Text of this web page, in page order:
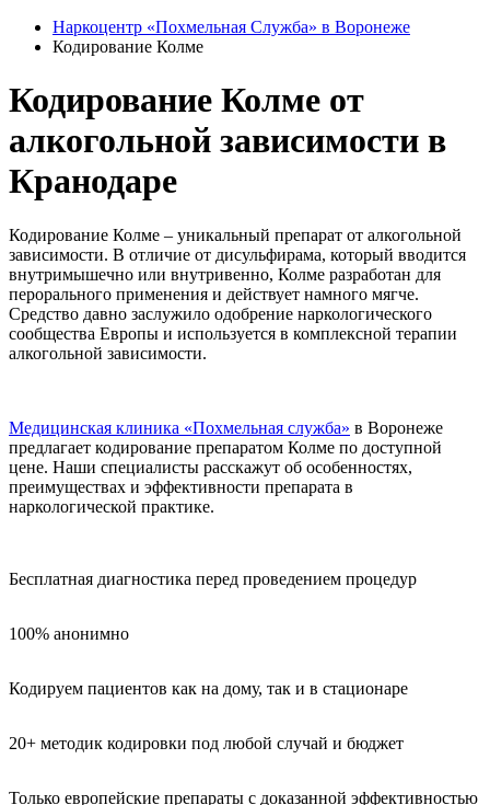
Наркоцентр «Похмельная Служба» в Воронеже
Кодирование Колме
Кодирование Колме от
алкогольной зависимости в
Кранодаре
Кодирование Колме – уникальный препарат от алкогольной
зависимости. В отличие от дисульфирама, который вводится
внутримышечно или внутривенно, Колме разработан для
перорального применения и действует намного мягче.
Средство давно заслужило одобрение наркологического
сообщества Европы и используется в комплексной терапии
алкогольной зависимости.
Медицинская клиника «Похмельная служба» в Воронеже
предлагает кодирование препаратом Колме по доступной
цене. Наши специалисты расскажут об особенностях,
преимуществах и эффективности препарата в
наркологической практике.
Бесплатная диагностика перед проведением процедур
100% анонимно
Кодируем пациентов как на дому, так и в стационаре
20+ методик кодировки под любой случай и бюджет
Только европейские препараты с доказанной эффективностью